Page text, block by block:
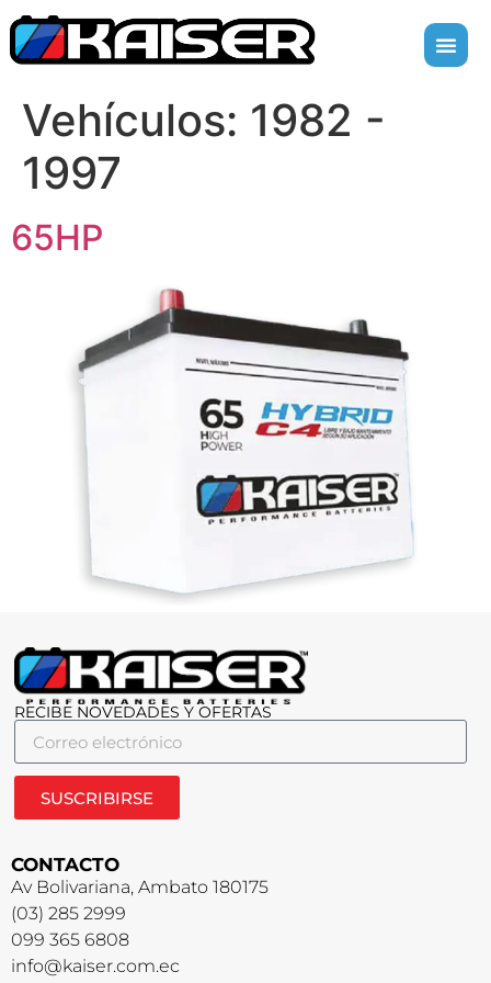
Vehículos: 1982 -
1997
65HP
RECIBE NOVEDADES Y OFERTAS
SUSCRIBIRSE
CONTACTO
Av Bolivariana, Ambato 180175
(03) 285 2999
099 365 6808
info@kaiser.com.ec